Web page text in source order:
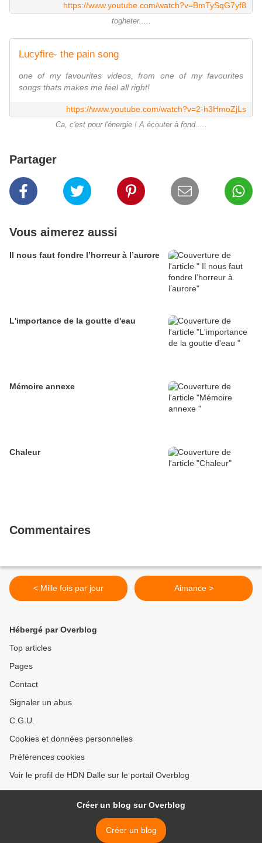
https://www.youtube.com/watch?v=BmTySqG7yf8
togheter.....
Lucyfire- the pain song
one of my favourites videos, from one of my favourites
songs thats makes me feel all right!
https://www.youtube.com/watch?v=2-h3HmoZjLs
Ca, c'est pour l'énergie ! A écouter à fond.....
Partager
Vous aimerez aussi
Il nous faut fondre l’horreur à l’aurore
L'importance de la goutte d'eau
Mémoire annexe
Chaleur
Commentaires
< Mille fois par jour Aimance >
Hébergé par Overblog
Top articles
Pages
Contact
Signaler un abus
C.G.U.
Cookies et données personnelles
Préférences cookies
Voir le profil de HDN Dalle sur le portail Overblog
Créer un blog sur Overblog
Créer un blog